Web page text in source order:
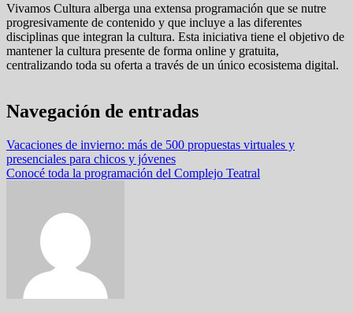
Vivamos Cultura alberga una extensa programación que se nutre
progresivamente de contenido y que incluye a las diferentes
disciplinas que integran la cultura. Esta iniciativa tiene el objetivo de
mantener la cultura presente de forma online y gratuita,
centralizando toda su oferta a través de un único ecosistema digital.
Navegación de entradas
Vacaciones de invierno: más de 500 propuestas virtuales y
presenciales para chicos y jóvenes
Conocé toda la programación del Complejo Teatral